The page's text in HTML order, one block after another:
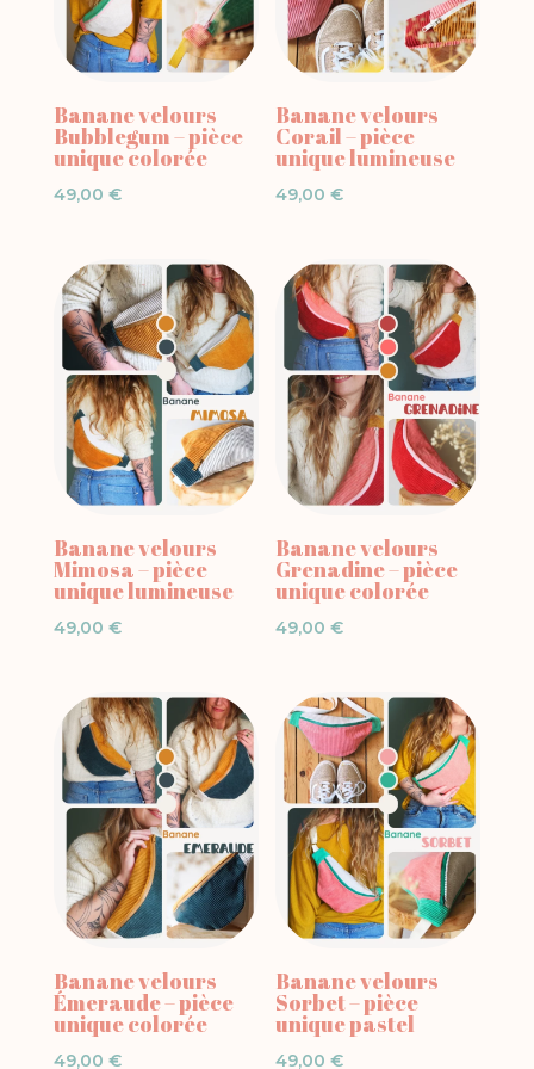
Banane velours
Bubblegum – pièce
unique colorée
49,00 €
Banane velours
Corail – pièce
unique lumineuse
49,00€
Banane velours
Mimosa – pièce
unique lumineuse
49,00 €
Banane velours
Grenadine – pièce
unique colorée
49,00€
Banane velours
Émeraude – pièce
unique colorée
49,00 €
Banane velours
Sorbet – pièce
unique pastel
49,00€